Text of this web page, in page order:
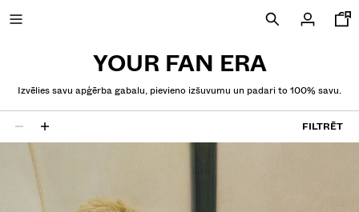
YOUR FAN ERA
Izvēlies savu apģērba gabalu, pievieno izšuvumu un padari to 100% savu.
26 rezultāti FILTRĒT
JAUNUMI
CURATED BY
VISU